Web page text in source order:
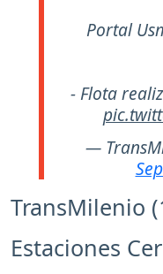
Portal
- Flota
—
TransMilenio
Estaciones